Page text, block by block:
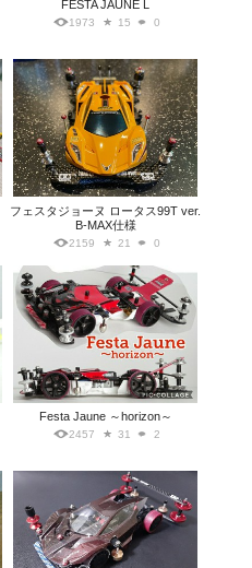
FESTA JAUNE L
1973 15 0
フェスタジョーヌ ロータス99T ver.
B-MAX仕様
2159 21 0
Festa Jaune ～horizon～
2457 31 2